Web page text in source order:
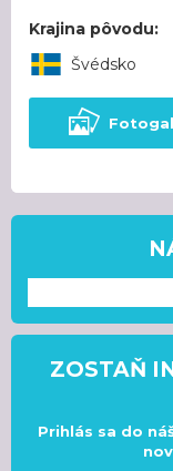
Krajina pôvodu:
Švédsko
ZOSTAŇ
Prihlás sa do